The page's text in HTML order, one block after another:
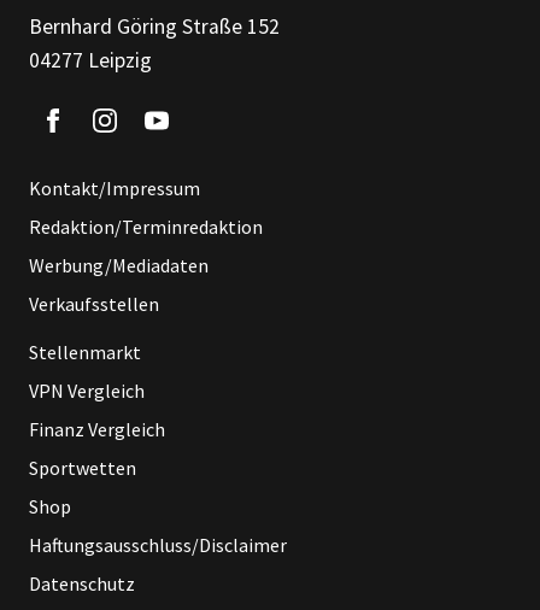
Bernhard Göring Straße 152
04277 Leipzig
Kontakt/Impressum
Redaktion/Terminredaktion
Werbung/Mediadaten
Verkaufsstellen
Stellenmarkt
VPN Vergleich
Finanz Vergleich
Sportwetten
Shop
Haftungsausschluss/Disclaimer
Datenschutz